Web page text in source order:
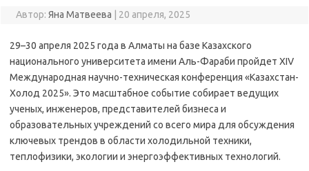
Автор: Яна Матвеева 20 апреля, 2025
29–30 апреля 2025 года в Алматы на базе Казахского
национального университета имени Аль-Фараби пройдет XIV
Международная научно-техническая конференция «Казахстан-
Холод 2025». Это масштабное событие собирает ведущих
ученых, инженеров, представителей бизнеса и
образовательных учреждений со всего мира для обсуждения
ключевых трендов в области холодильной техники,
теплофизики, экологии и энергоэффективных технологий.